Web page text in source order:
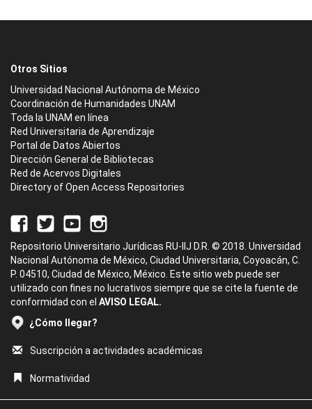
Otros Sitios
Universidad Nacional Autónoma de México
Coordinación de Humanidades UNAM
Toda la UNAM en línea
Red Universitaria de Aprendizaje
Portal de Datos Abiertos
Dirección General de Bibliotecas
Red de Acervos Digitales
Directory of Open Access Repositories
Repositorio Universitario Jurídicas RU-IIJ D.R. © 2018. Universidad
Nacional Autónoma de México, Ciudad Universitaria, Coyoacán, C.
P. 04510, Ciudad de México, México. Este sitio web puede ser
utilizado con fines no lucrativos siempre que se cite la fuente de
conformidad con el AVISO LEGAL.
¿Cómo llegar?
Suscripción a actividades académicas
Normatividad